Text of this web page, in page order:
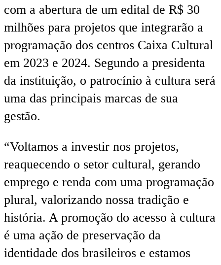
com a abertura de um edital de R$ 30
milhões para projetos que integrarão a
programação dos centros Caixa Cultural
em 2023 e 2024. Segundo a presidenta
da instituição, o patrocínio à cultura será
uma das principais marcas de sua
gestão.
“Voltamos a investir nos projetos,
reaquecendo o setor cultural, gerando
emprego e renda com uma programação
plural, valorizando nossa tradição e
história. A promoção do acesso à cultura
é uma ação de preservação da
identidade dos brasileiros e estamos